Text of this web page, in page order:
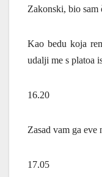
Zakonski, bio sam
Kao bedu koja
udalji me s platoa
16.20
Zasad vam ga eve
17.05